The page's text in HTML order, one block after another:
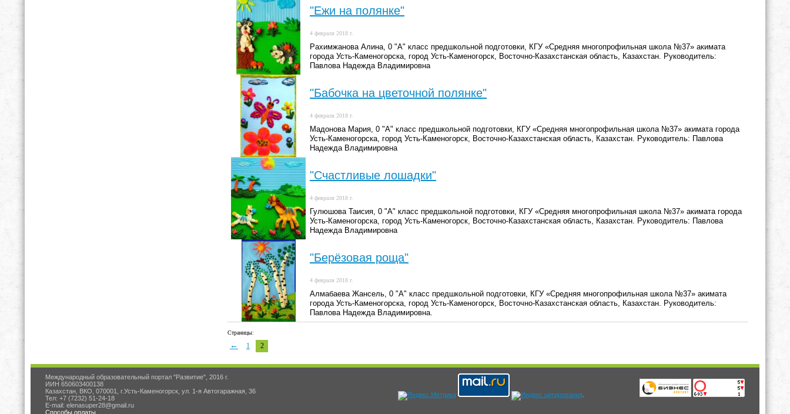
"Ежи на полянке"
4 февраля 2018 г.
Рахимжанова Алина, 0 "А" класс предшкольной подготовки, КГУ «Средняя многопрофильная школа №37» акимата
города Усть-Каменогорска, город Усть-Каменогорск, Восточно-Казахстанская область, Казахстан. Руководитель:
Павлова Надежда Владимировна
"Бабочка на цветочной полянке"
4 февраля 2018 г.
Мадонова Мария, 0 "А" класс предшкольной подготовки, КГУ «Средняя многопрофильная школа №37» акимата города
Усть-Каменогорска, город Усть-Каменогорск, Восточно-Казахстанская область, Казахстан. Руководитель: Павлова
Надежда Владимировна
"Счастливые лошадки"
4 февраля 2018 г.
Гулюшова Таисия, 0 "А" класс предшкольной подготовки, КГУ «Средняя многопрофильная школа №37» акимата города
Усть-Каменогорска, город Усть-Каменогорск, Восточно-Казахстанская область, Казахстан. Руководитель: Павлова
Надежда Владимировна
"Берёзовая роща"
4 февраля 2018 г.
Алмабаева Жансель, 0 "А" класс предшкольной подготовки, КГУ «Средняя многопрофильная школа №37» акимата
города Усть-Каменогорска, город Усть-Каменогорск, Восточно-Казахстанская область, Казахстан. Руководитель:
Павлова Надежда Владимировна.
Страницы:
← 1 2
Международный образовательный портал "Развитие", 2016 г.
ИИН 650603400138
Казахстан, ВКО, 070001, г.Усть-Каменогорск, ул. 1-я Автогаражная, 36
Тел: +7 (7232) 51-24-18
E-mail: elenasuper28@gmail.ru
Способы оплаты